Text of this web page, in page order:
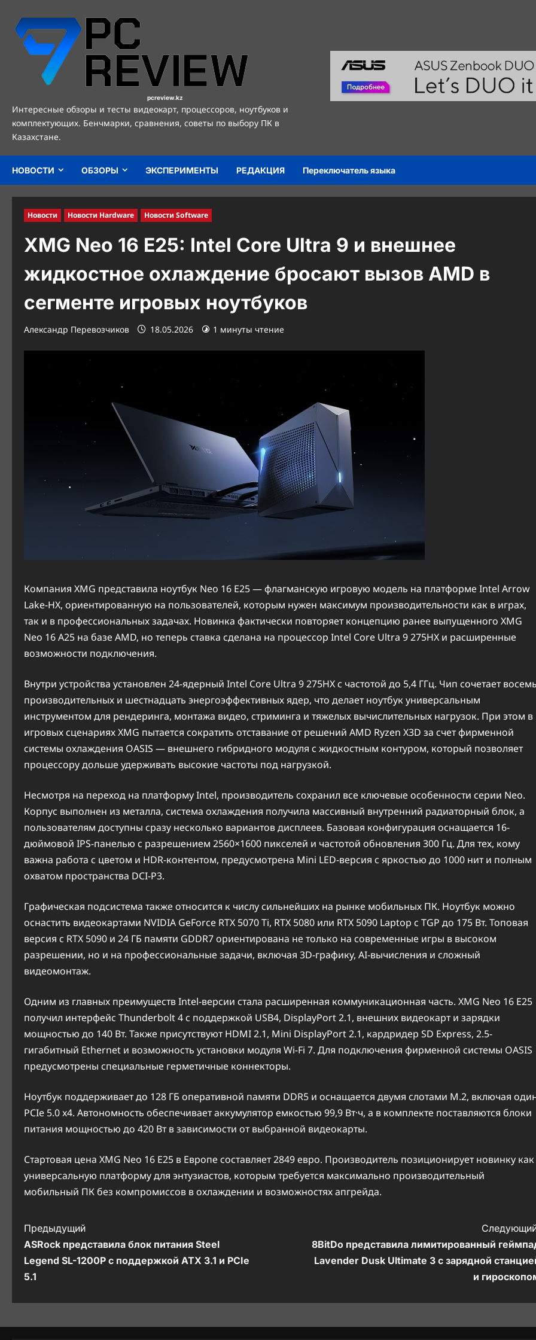
содержимому
pcreview.kz
Интересные обзоры и тесты видеокарт, процессоров, ноутбуков и
комплектующих. Бенчмарки, сравнения, советы по выбору ПК в
Казахстане.
НОВОСТИ ОБЗОРЫ ЭКСПЕРИМЕНТЫ РЕДАКЦИЯ Переключатель языка
Новости Новости Hardware Новости Software
XMG Neo 16 E25: Intel Core Ultra 9 и внешнее
жидкостное охлаждение бросают вызов AMD в
сегменте игровых ноутбуков
Александр Перевозчиков 18.05.2026 1 минуты чтение
Компания XMG представила ноутбук Neo 16 E25 — флагманскую игровую модель на платформе Intel Arrow
Lake-HX, ориентированную на пользователей, которым нужен максимум производительности как в играх,
так и в профессиональных задачах. Новинка фактически повторяет концепцию ранее выпущенного XMG
Neo 16 A25 на базе AMD, но теперь ставка сделана на процессор Intel Core Ultra 9 275HX и расширенные
возможности подключения.
Внутри устройства установлен 24-ядерный Intel Core Ultra 9 275HX с частотой до 5,4 ГГц. Чип сочетает
производительных и шестнадцать энергоэффективных ядер, что делает ноутбук универсальным
инструментом для рендеринга, монтажа видео, стриминга и тяжелых вычислительных нагрузок. При этом в
игровых сценариях XMG пытается сократить отставание от решений AMD Ryzen X3D за счет фирменной
системы охлаждения OASIS — внешнего гибридного модуля с жидкостным контуром, который позволяет
процессору дольше удерживать высокие частоты под нагрузкой.
Несмотря на переход на платформу Intel, производитель сохранил все ключевые особенности серии Neo.
Корпус выполнен из металла, система охлаждения получила массивный внутренний радиаторный блок, а
пользователям доступны сразу несколько вариантов дисплеев. Базовая конфигурация оснащается 16-
дюймовой IPS-панелью с разрешением 2560×1600 пикселей и частотой обновления 300 Гц. Для тех, кому
важна работа с цветом и HDR-контентом, предусмотрена Mini LED-версия с яркостью до 1000 нит и полным
охватом пространства DCI-P3.
Графическая подсистема также относится к числу сильнейших на рынке мобильных ПК. Ноутбук можно
оснастить видеокартами NVIDIA GeForce RTX 5070 Ti, RTX 5080 или RTX 5090 Laptop с TGP до 175 Вт. Топовая
версия с RTX 5090 и 24 ГБ памяти GDDR7 ориентирована не только на современные игры в высоком
разрешении, но и на профессиональные задачи, включая 3D-графику, AI-вычисления и сложный
видеомонтаж.
Одним из главных преимуществ Intel-версии стала расширенная коммуникационная часть. XMG Neo 16 E25
получил интерфейс Thunderbolt 4 с поддержкой USB4, DisplayPort 2.1, внешних видеокарт и зарядки
мощностью до 140 Вт. Также присутствуют HDMI 2.1, Mini DisplayPort 2.1, кардридер SD Express, 2.5-
гигабитный Ethernet и возможность установки модуля Wi-Fi 7. Для подключения фирменной системы OASIS
предусмотрены специальные герметичные коннекторы.
Ноутбук поддерживает до 128 ГБ оперативной памяти DDR5 и оснащается двумя слотами M.2, включая
PCIe 5.0 x4. Автономность обеспечивает аккумулятор емкостью 99,9 Вт·ч, а в комплекте поставляются блоки
питания мощностью до 420 Вт в зависимости от выбранной видеокарты.
Стартовая цена XMG Neo 16 E25 в Европе составляет 2849 евро. Производитель позиционирует новинку как
универсальную платформу для энтузиастов, которым требуется максимально производительный
мобильный ПК без компромиссов в охлаждении и возможностях апгрейда.
Н
а
в
Предыдущий
ASRock представила блок питания Steel
Legend SL-1200P с поддержкой ATX 3.1 и PCIe
5.1
8BitDo представила лимитированный
Lavender Dusk Ultimate 3 с зарядной
и